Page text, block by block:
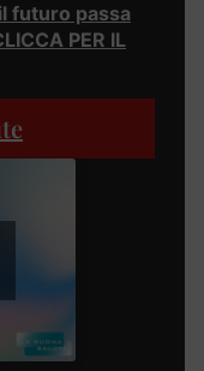
futuro passa
PER IL